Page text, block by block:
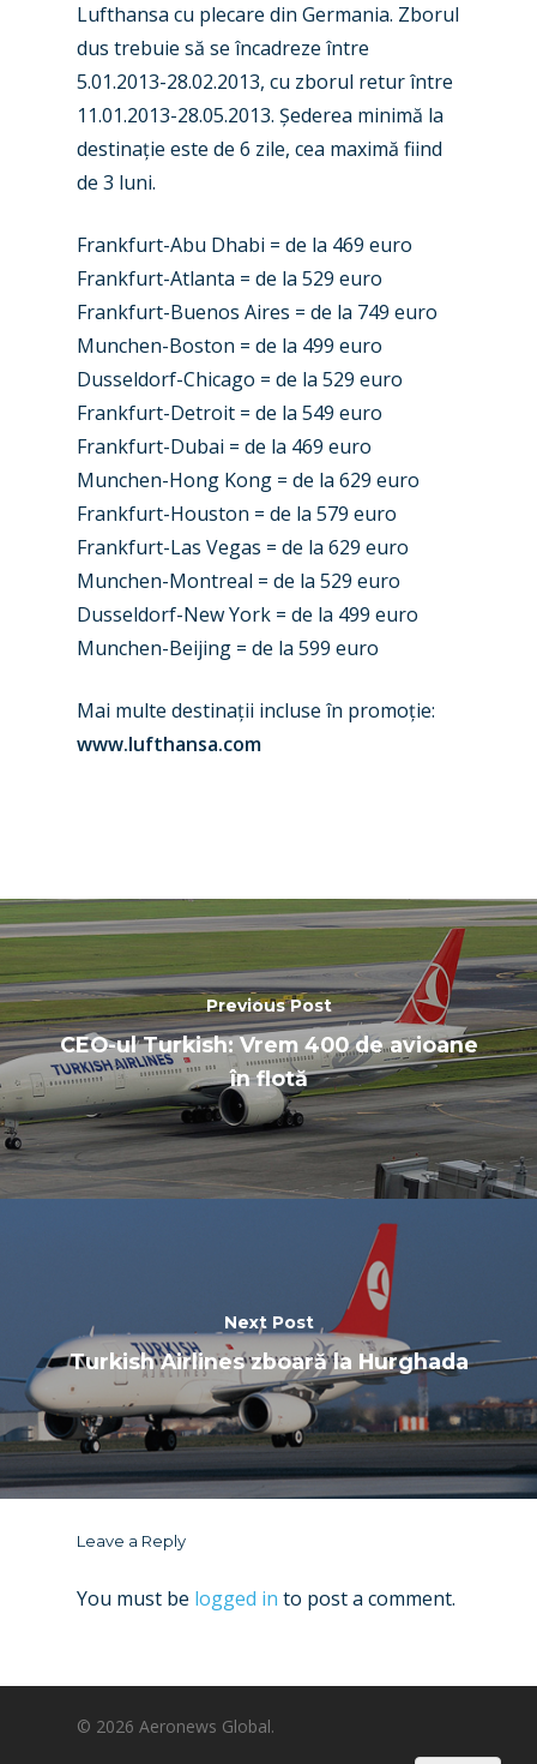
Lufthansa cu plecare din Germania. Zborul
dus trebuie să se încadreze între
5.01.2013-28.02.2013, cu zborul retur între
11.01.2013-28.05.2013. Șederea minimă la
destinație este de 6 zile, cea maximă fiind
de 3 luni.
Frankfurt-Abu Dhabi = de la 469 euro
Frankfurt-Atlanta = de la 529 euro
Frankfurt-Buenos Aires = de la 749 euro
Munchen-Boston = de la 499 euro
Dusseldorf-Chicago = de la 529 euro
Frankfurt-Detroit = de la 549 euro
Frankfurt-Dubai = de la 469 euro
Munchen-Hong Kong = de la 629 euro
Frankfurt-Houston = de la 579 euro
Frankfurt-Las Vegas = de la 629 euro
Munchen-Montreal = de la 529 euro
Dusseldorf-New York = de la 499 euro
Munchen-Beijing = de la 599 euro
Mai multe destinații incluse în promoție:
www.lufthansa.com
Previous Post
CEO-ul Turkish: Vrem 400 de avioane
în flotă
Next Post
Turkish Airlines zboară la Hurghada
Leave a Reply
You must be logged in to post a comment.
© 2026 Aeronews Global.
Industry
Accidents / Incidents
Airshows
Dubai 2025
Paris 2025
Farnborough 2024
Paris 2023
Dubai 2019
Paris 2019
Business Jets
Military
Trip Reports
Marketplace
Jobs
Contact